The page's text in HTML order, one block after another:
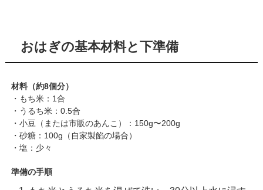
おはぎの基本材料と下準備
材料（約8個分）
・もち米：1合
・うるち米：0.5合
・小豆（または市販のあんこ）：150g〜200g
・砂糖：100g（自家製餡の場合）
・塩：少々
準備の手順